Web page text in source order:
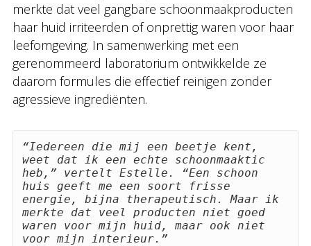
merkte dat veel gangbare schoonmaakproducten
haar huid irriteerden of onprettig waren voor haar
leefomgeving. In samenwerking met een
gerenommeerd laboratorium ontwikkelde ze
daarom formules die effectief reinigen zonder
agressieve ingrediënten.
“Iedereen die mij een beetje kent,
weet dat ik een echte schoonmaaktic
heb,” vertelt Estelle. “Een schoon
huis geeft me een soort frisse
energie, bijna therapeutisch. Maar ik
merkte dat veel producten niet goed
waren voor mijn huid, maar ook niet
voor mijn interieur.”